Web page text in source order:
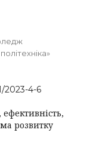
2023-4-6
розвитку